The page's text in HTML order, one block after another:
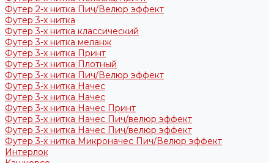
Футер 2-х нитка Пич/Велюр эффект
Футер 3-х нитка
Футер 3-х нитка классический
Футер 3-х нитка меланж
Футер 3-х нитка Принт
Футер 3-х нитка Плотный
Футер 3-х нитка Пич/Велюр эффект
Футер 3-х нитка Начес
Футер 3-х нитка Начес
Футер 3-х нитка Начес Принт
Футер 3-х нитка Начес Пич/велюр эффект
Футер 3-х нитка Начес Пич/велюр эффект
Футер 3-х нитка Микроначес Пич/Велюр эффект
Интерлок